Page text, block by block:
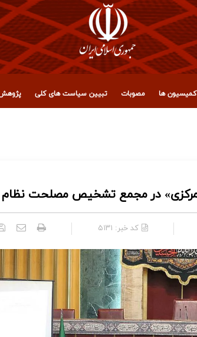
کمیسیون ها مصوبات تبیین سیاست های کلی پژوهش
در مجمع تشخیص مصلحت نظام
کد خبر: ۵۱۳۱